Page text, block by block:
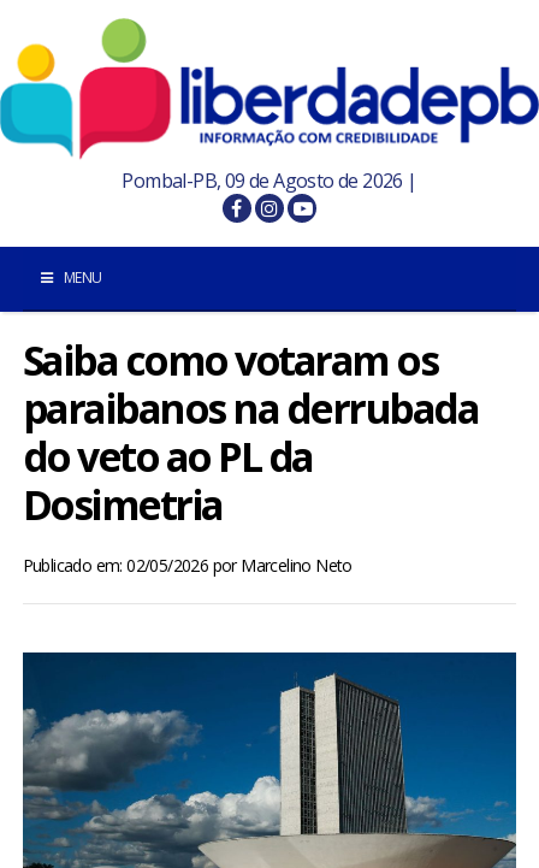
Pombal-PB, 09 de Agosto de 2026 |
MENU
INÍCIO
POMBAL E REGIÃO
ENTRETENIMENTO
ENQUETE
Saiba como votaram os
paraibanos na derrubada
do veto ao PL da
Dosimetria
Publicado em: 02/05/2026 porMarcelino Neto